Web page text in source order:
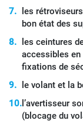
les
bon état des
les ceintures
accessibles en
fixations de
le volant et la
l’avertisseur
(blocage du